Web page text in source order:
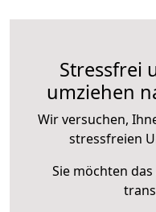
Stressfrei
umziehen
Wir versuchen,
stressfreien
Sie möchten